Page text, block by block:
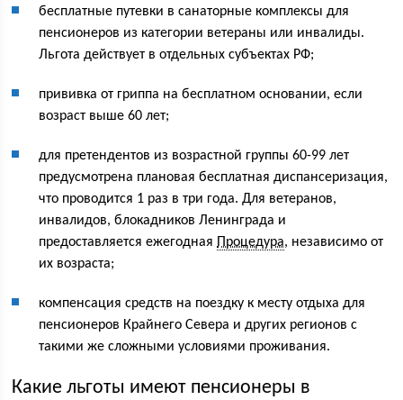
бесплатные путевки в санаторные комплексы для
пенсионеров из категории ветераны или инвалиды.
Льгота действует в отдельных субъектах РФ;
прививка от гриппа на бесплатном основании, если
возраст выше 60 лет;
для претендентов из возрастной группы 60-99 лет
предусмотрена плановая бесплатная диспансеризация,
что проводится 1 раз в три года. Для ветеранов,
инвалидов, блокадников Ленинграда и
предоставляется ежегоднаяПроцедура, независимо от
их возраста;
компенсация средств на поездку к месту отдыха для
пенсионеров Крайнего Севера и других регионов с
такими же сложными условиями проживания.
Какие льготы имеют пенсионеры в